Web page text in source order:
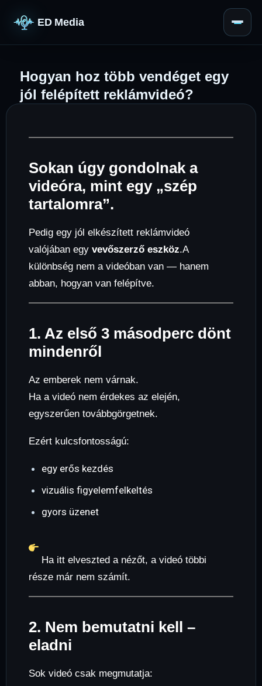
ED Media
Hogyan hoz több vendéget egy
jól felépített reklámvideó?
Sokan úgy gondolnak a
videóra, mint egy „szép
tartalomra”.
Pedig egy jól elkészített reklámvideó
valójában egy vevőszerző eszköz.A
különbség nem a videóban van — hanem
abban, hogyan van felépítve.
1. Az első 3 másodperc dönt
mindenről
Az emberek nem várnak.
Ha a videó nem érdekes az elején,
egyszerűen továbbgörgetnek.
Ezért kulcsfontosságú:
egy erős kezdés
vizuális figyelemfelkeltés
gyors üzenet
Ha itt elveszted a nézőt, a videó többi
része már nem számít.
2. Nem bemutatni kell –
eladni
Sok videó csak megmutatja: